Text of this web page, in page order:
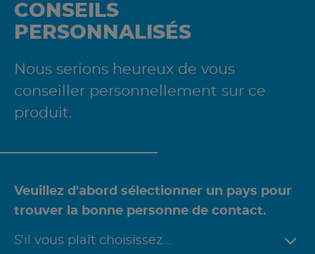
CONSEILS
PERSONNALISÉS
Nous serions heureux de vous
conseiller personnellement sur ce
produit.
Veuillez d'abord sélectionner un pays pour
trouver la bonne personne de contact.